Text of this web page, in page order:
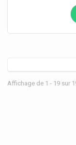
Affichage de 1 - 19 sur